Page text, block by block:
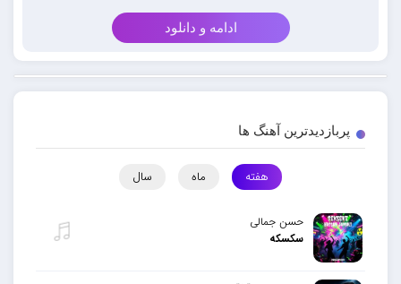
ادامه و دانلود
پربازدیدترین آهنگ ها
هفته ماه سال
حسن جمالی
سکسکه